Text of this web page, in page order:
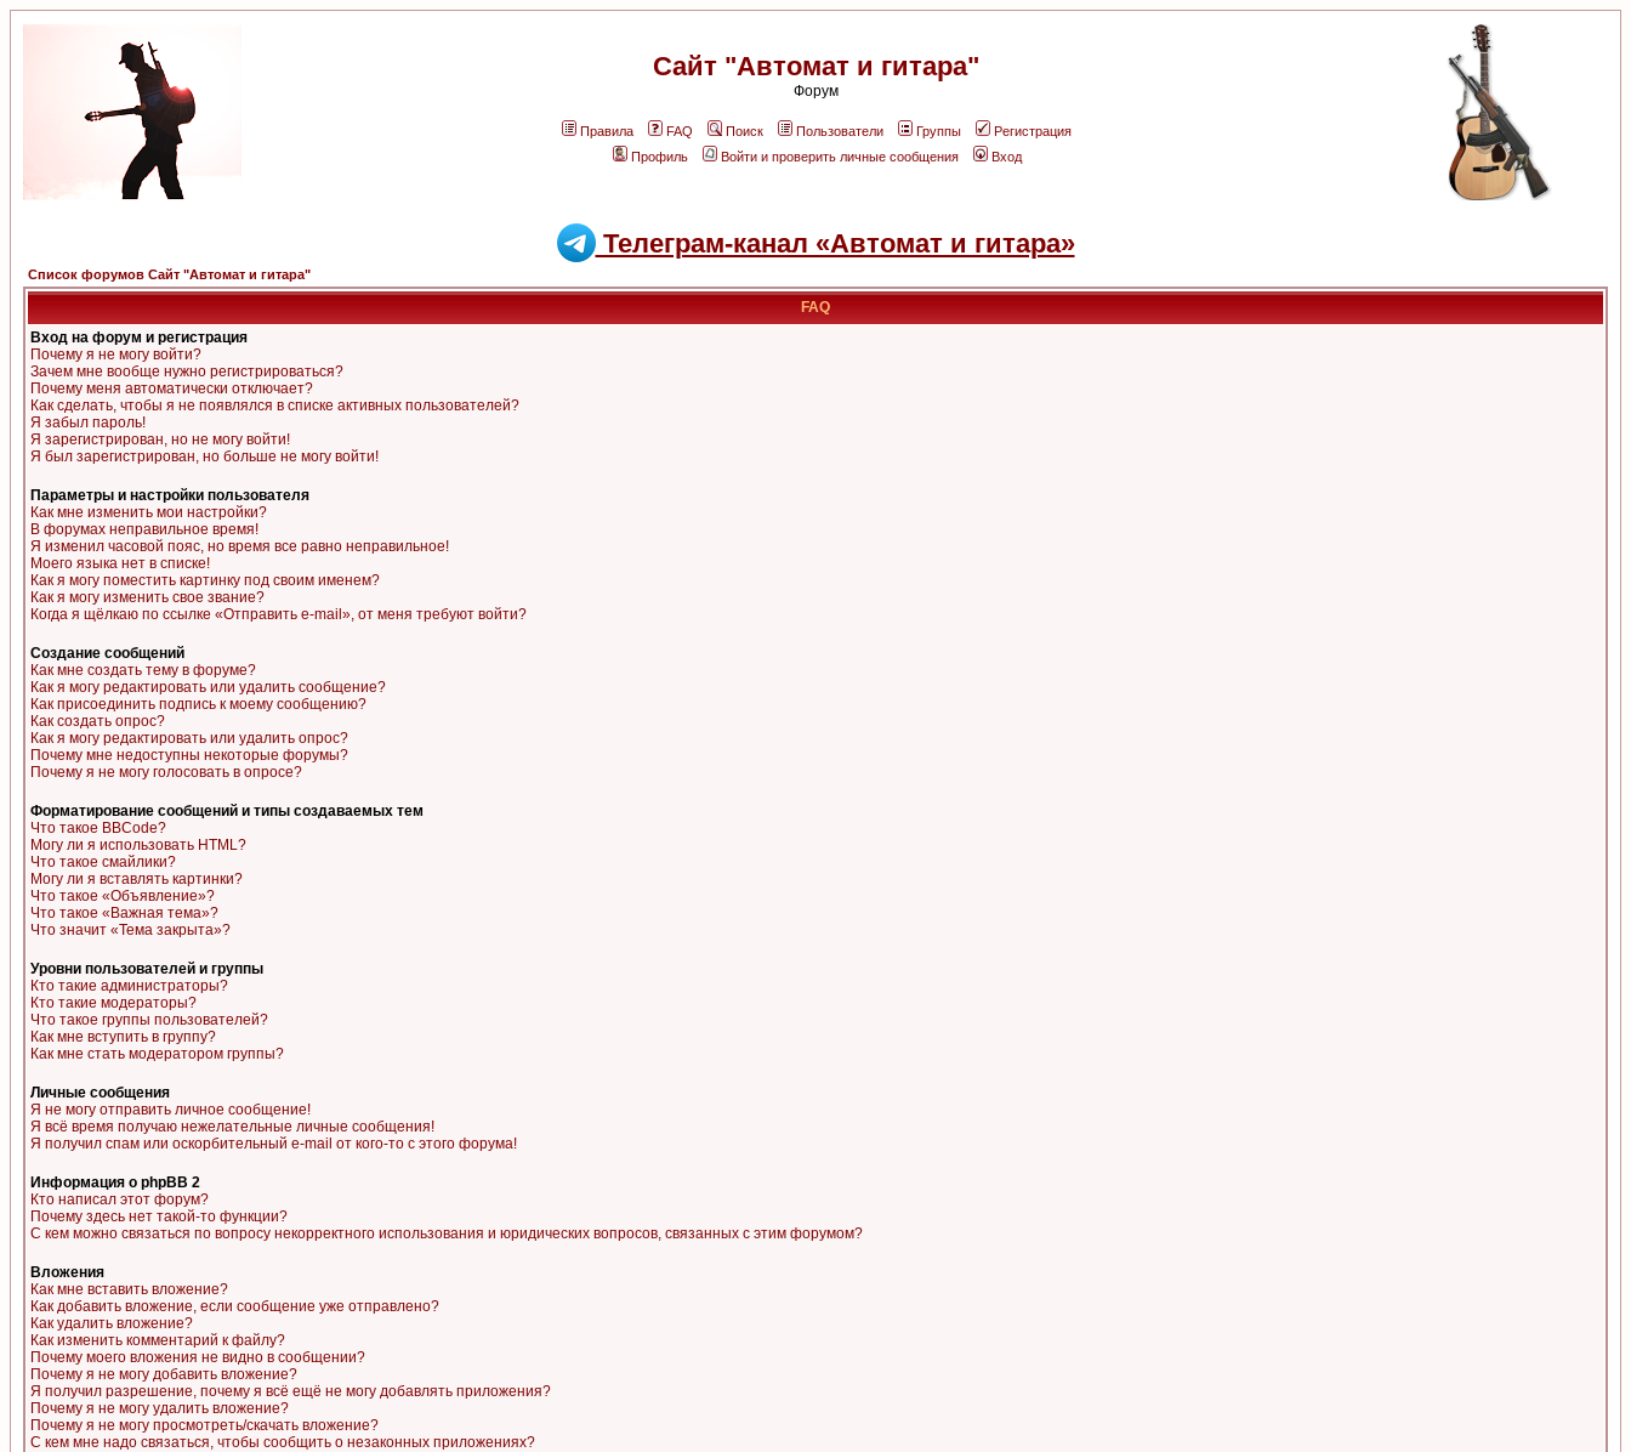
Сайт "Автомат и гитара"
Форум
Правила FAQ Поиск Пользователи Группы
Регистрация
Профиль
Войти и проверить личные сообщения Вход
Телеграм-канал «Автомат и гитара»
Список форумов Сайт "Автомат и гитара"
FAQ
Вход на форум и регистрация
Почему я не могу войти?
Зачем мне вообще нужно регистрироваться?
Почему меня автоматически отключает?
Как сделать, чтобы я не появлялся в списке активных пользователей?
Я забыл пароль!
Я зарегистрирован, но не могу войти!
Я был зарегистрирован, но больше не могу войти!
Параметры и настройки пользователя
Как мне изменить мои настройки?
В форумах неправильное время!
Я изменил часовой пояс, но время все равно неправильное!
Моего языка нет в списке!
Как я могу поместить картинку под своим именем?
Как я могу изменить свое звание?
Когда я щёлкаю по ссылке «Отправить e-mail», от меня требуют войти?
Создание сообщений
Как мне создать тему в форуме?
Как я могу редактировать или удалить сообщение?
Как присоединить подпись к моему сообщению?
Как создать опрос?
Как я могу редактировать или удалить опрос?
Почему мне недоступны некоторые форумы?
Почему я не могу голосовать в опросе?
Форматирование сообщений и типы создаваемых тем
Что такое BBCode?
Могу ли я использовать HTML?
Что такое смайлики?
Могу ли я вставлять картинки?
Что такое «Объявление»?
Что такое «Важная тема»?
Что значит «Тема закрыта»?
Уровни пользователей и группы
Кто такие администраторы?
Кто такие модераторы?
Что такое группы пользователей?
Как мне вступить в группу?
Как мне стать модератором группы?
Личные сообщения
Я не могу отправить личное сообщение!
Я всё время получаю нежелательные личные сообщения!
Я получил спам или оскорбительный e-mail от кого-то с этого форума!
Информация о phpBB 2
Кто написал этот форум?
Почему здесь нет такой-то функции?
С кем можно связаться по вопросу некорректного использования и юридических вопросов, связанных с этим форумом?
Вложения
Как мне вставить вложение?
Как добавить вложение, если сообщение уже отправлено?
Как удалить вложение?
Как изменить комментарий к файлу?
Почему моего вложения не видно в сообщении?
Почему я не могу добавить вложение?
Я получил разрешение, почему я всё ещё не могу добавлять приложения?
Почему я не могу удалить вложение?
Почему я не могу просмотреть/скачать вложение?
С кем мне надо связаться, чтобы сообщить о незаконных приложениях?